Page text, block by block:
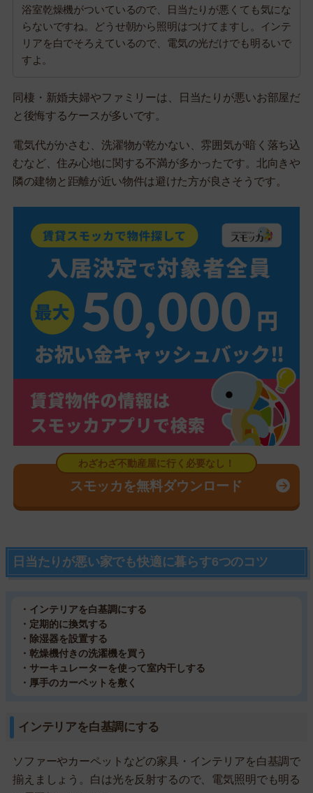
浴室乾燥機がついているので、日当たりが悪くても気にな
らないですね。どうせ朝から照明はつけてますし。インテ
リアを白でそろえているので、電気の光だけでも明るいで
すよ。
同棲・新婚夫婦やファミリーは、日当たりが悪いお部屋だ
と後悔するケースが多いです。
電気代がかさむ、洗濯物が乾かない、雰囲気が暗く落ち込
むなど、住み心地に関する不満が多かったです。北向きや
隣の建物と距離が近い物件は避けた方が良さそうです。
スモッカを無料ダウンロード
日当たりが悪い家でも快適に暮らす6つのコツ
・インテリアを白基調にする
・定期的に換気する
・除湿器を設置する
・乾燥機付きの洗濯機を買う
・サーキュレーターを使って室内干しする
・厚手のカーペットを敷く
インテリアを白基調にする
ソファーやカーペットなどの家具・インテリアを白基調で
揃えましょう。白は光を反射するので、電気照明でも明る